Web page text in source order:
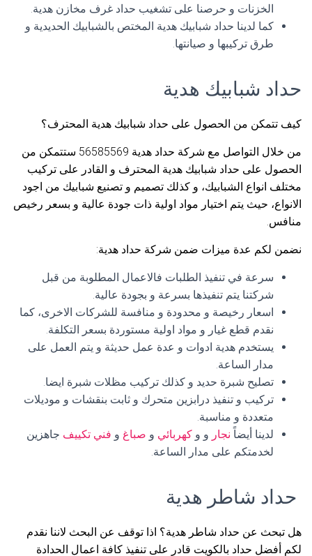
الخزنات و حرصنا على تشغيب حداد غرف مخازن هدية.
كما لدينا حداد شبابيك هدية المختص بالشبابيك الحديدية و
طرق تركيبها و صيانتها.
حداد شبابيك هدية
كيف تتمكن من الحصول على حداد شبابيك هدية المحترف؟
من خلال التواصل مع شركة حداد هدية 56585569 ستتمكن من
الحصول على حداد شبابيك هدية المحترف و القادر على تركيب
مختلف انواع الشبابيك، و كذلك تصميم و تصنيع شبابيك من اجود
الانواع، حيث يتم اختيار مواد اولية ذات جودة عالية و بسعر رخيص
منافس.
نضمن لكم عدة ميزات ضمن شركة حداد هدية:
سرعة في تنفيذ الطلبات فالاعمال المطلوبة من قبل
شركتنا يتم تنفيذها بسرعة و بجودة عالية.
اسعار رخيصة و محدودة و منافسة للشركات الاخرى، كما
نقدم قطع غيار و مواد اولية مستوردة بسعر التكلفة.
يستخدم هدية ادوات و عدة عمل حديثة و يتم العمل على
مدار الساعة.
تصليح شبرة حديد و كذلك تركيب مظلات شبرة ايضا.
تركيب و تنفيذ درابزين متحرك و ثابت بنقشات و موديلات
متعددة و مناسبة.
لدينا أيضاً نجار و و كهربائي و صباغ و فني تكييف جاهزين
لخدمتكم على مدار الساعة.
حداد شاطر هدية
هل تبحث عن حداد شاطر هدية؟ اذا توقف عن البحث لاننا نقدم
لكم أفضل حداد بالكويت قادر على تنفيذ كافة اعمال الحدادة